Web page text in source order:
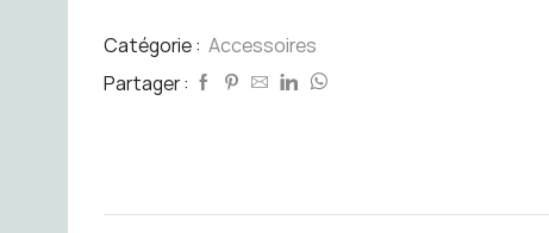
Catégorie : Accessoires
Partager :